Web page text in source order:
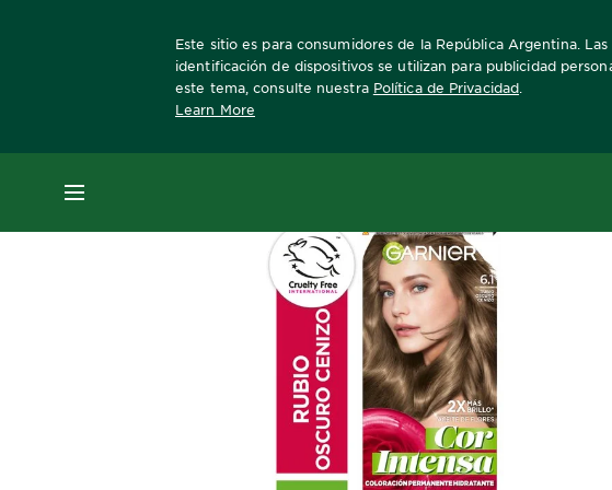
Este sitio es para consumidores de la República Argentina.
identificación de dispositivos se utilizan para publicidad
este tema, consulte nuestra Política de Privacidad
Learn More
MENÚ
Home Cor Intensa